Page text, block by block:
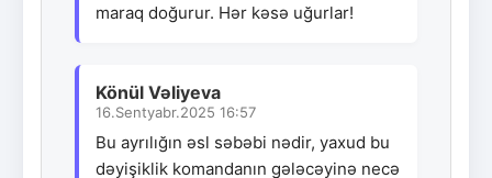
maraq doğurur. Hər kəsə uğurlar!
Könül Vəliyeva
16.Sentyabr.2025 16:57
Bu ayrılığın əsl səbəbi nədir, yaxud bu
dəyişiklik komandanın gələcəyinə necə